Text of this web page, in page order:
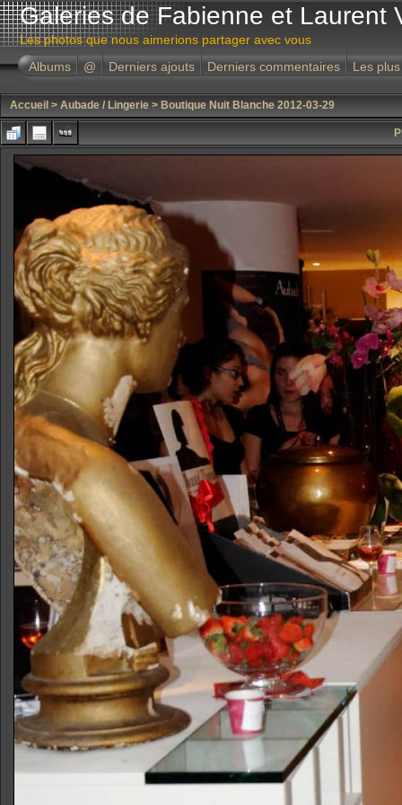
Galeries de Fabienne et Laurent
Les photos que nous aimerions partager avec vous
Albums
@ Derniers ajouts Derniers commentaires Les
Accueil > Aubade / Lingerie > Boutique Nuit Blanche 2012-03-29